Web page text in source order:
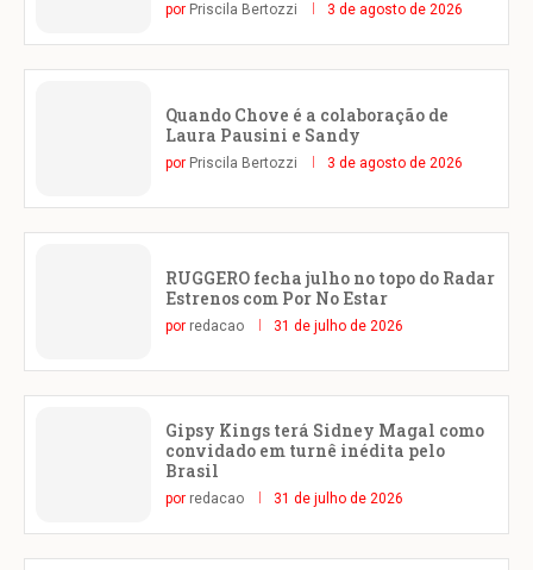
por Priscila Bertozzi 3 de agosto de 2026
Quando Chove é a colaboração de
Laura Pausini e Sandy
por Priscila Bertozzi 3 de agosto de 2026
RUGGERO fecha julho no topo do Radar
Estrenos com Por No Estar
por redacao 31 de julho de 2026
Gipsy Kings terá Sidney Magal como
convidado em turnê inédita pelo
Brasil
por redacao 31 de julho de 2026